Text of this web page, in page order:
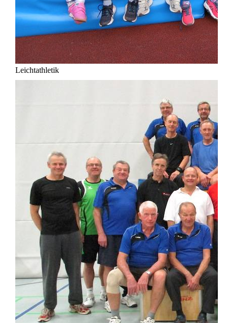
Leichtathletik